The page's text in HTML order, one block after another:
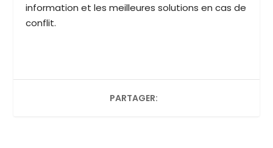
information et les meilleures solutions en cas de
conflit.
PARTAGER: